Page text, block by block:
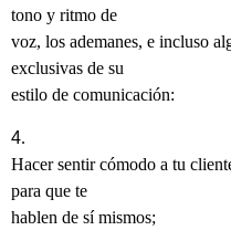
tono y ritmo de
voz, los ademanes, e incluso
exclusivas de su
estilo de comunicación:
4.
Hacer sentir cómodo a tu
para que te
hablen de sí mismos;